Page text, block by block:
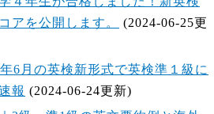
アを公開します。
(2024-06-25更
6月の英検新形式で英検準１級に
報 (2024-06-24更新)